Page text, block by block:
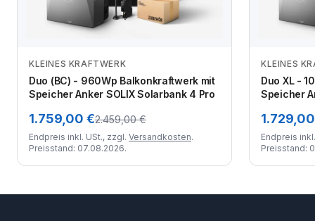
Zum Angebot
KLEINES KRAFTWERK
Duo (BC) - 960Wp Balkonkraftwerk mit
Speicher Anker SOLIX Solarbank 4 Pro
1.759,00 €2.459,00 €
Endpreis inkl. USt., zzgl. Versandkosten.
Preisstand: 07.08.2026.
KLEINES
Duo XL -
Speicher
Endpreis
Preisstand: